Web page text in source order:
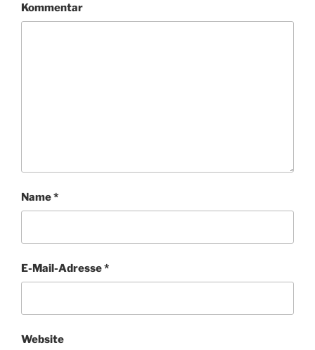
Kommentar
Name*
E-Mail-Adresse*
Website